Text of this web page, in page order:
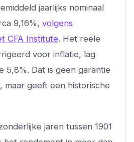
jaarlijks nominaal
9,16%, volgens
CFA Institute. Het reële
voor inflatie, lag
5,8%. Dat is geen garantie
maar geeft een historische
jaren tussen 1901